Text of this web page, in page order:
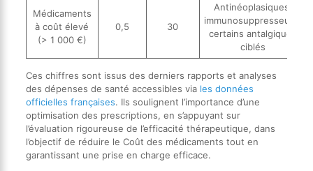
Médicaments
à coût élevé
(> 1 000 €)
0,5 30
Antinéoplasiques,
immunosuppresseurs,
certains antalgiques
ciblés
Ces chiffres sont issus des derniers rapports et analyses
des dépenses de santé accessibles via les données
officielles françaises. Ils soulignent l’importance d’une
optimisation des prescriptions, en s’appuyant sur
l’évaluation rigoureuse de l’efficacité thérapeutique, dans
l’objectif de réduire le Coût des médicaments tout en
garantissant une prise en charge efficace.